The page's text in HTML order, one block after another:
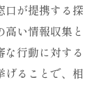
口が提携する探
い情報収集と
行動に対する
げることで、相